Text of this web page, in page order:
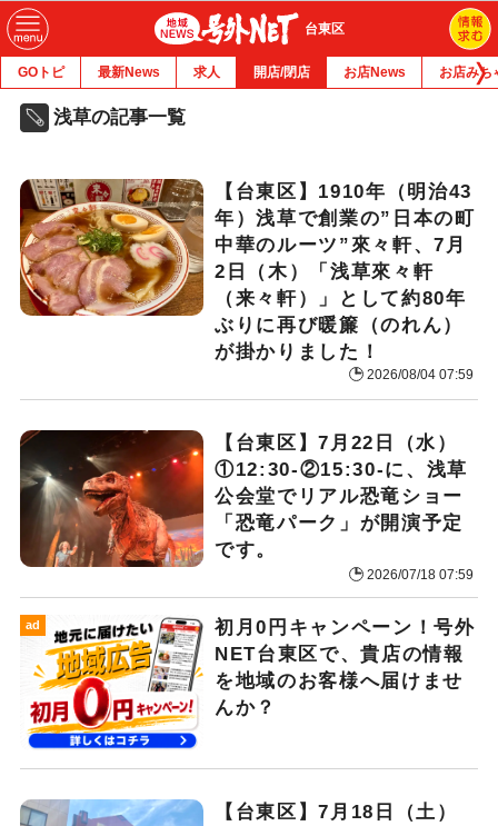
台東区
GOトピ 最新News 求人 開店/閉店 お店News お店みち
浅草の記事一覧
【台東区】1910年（明治43
年）浅草で創業の”日本の町
中華のルーツ”來々軒、7月
2日（木）「浅草來々軒
（来々軒）」として約80年
ぶりに再び暖簾（のれん）
が掛かりました！
2026/08/04 07:59
【台東区】7月22日（水）
①12:30-②15:30-に、浅草
公会堂でリアル恐竜ショー
「恐竜パーク」が開演予定
です。
2026/07/18 07:59
ad
初月0円キャンペーン！号外
NET台東区で、貴店の情報
を地域のお客様へ届けませ
んか？
【台東区】7月18日（土）